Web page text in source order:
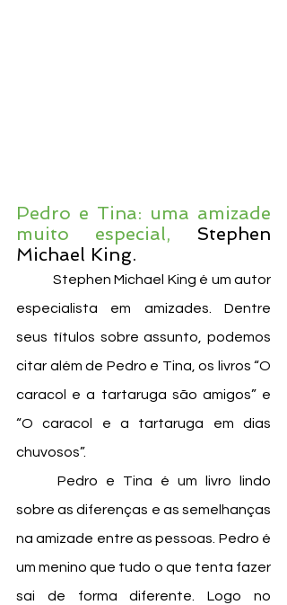
Pedro e Tina: uma amizade
muito especial, Stephen
Michael King.
especialista em amizades. Dentre
seus títulos sobre assunto, podemos
citar além de Pedro e Tina, os livros “O
caracol e a tartaruga são amigos” e
“O caracol e a tartaruga em dias
chuvosos”.
sobre as diferenças e as semelhanças
na amizade entre as pessoas. Pedro é
um menino que tudo o que tenta fazer
sai de forma diferente. Logo no